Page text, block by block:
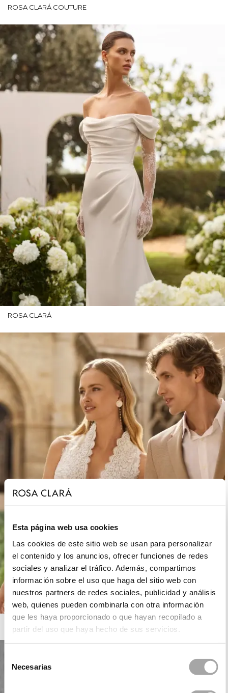
Esta página web usa cookies
Las cookies de este sitio web se usan para personalizar
el contenido y los anuncios, ofrecer funciones de redes
sociales y analizar el tráfico. Además, compartimos
información sobre el uso que haga del sitio web con
nuestros partners de redes sociales, publicidad y análisis
web, quienes pueden combinarla con otra información
que les haya proporcionado o que hayan recopilado a
partir del uso que haya hecho de sus servicios.
Necesarias
ROSA CLARÁ COUTURE
ROSA CLARÁ
ROSA CLARÁ BOHEME